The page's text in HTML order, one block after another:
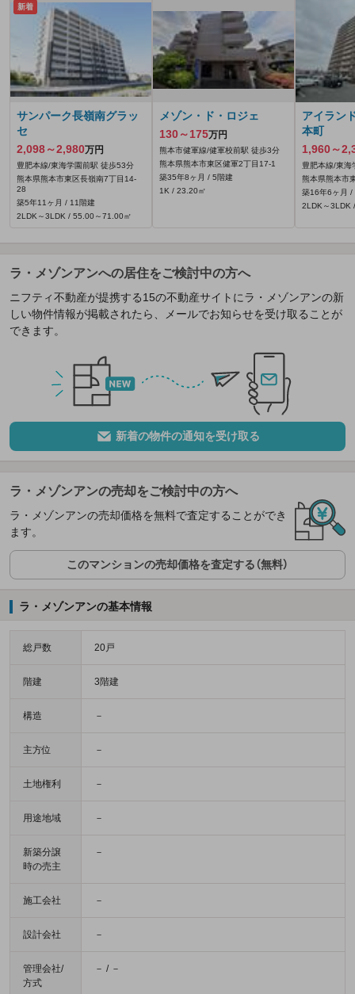
新着
サンパーク長嶺南グラッ
セ
2,098～2,980万円
豊肥本線/東海学園前駅 徒歩53分
熊本県熊本市東区長嶺南7丁目14-
28
築5年11ヶ月 / 11階建
2LDK～3LDK / 55.00～71.00㎡
メゾン・ド・ロジェ
130～175万円
熊本市健軍線/健軍校前駅 徒歩3分
熊本県熊本市東区健軍2丁目17-1
築35年8ヶ月 / 5階建
1K / 23.20㎡
アイラン
本町
1,960～
豊肥本線/東海
熊本県熊本市
築16年6ヶ月 /
2LDK～3LDK
ラ・メゾンアンへの居住をご検討中の方へ
ニフティ不動産が提携する15の不動産サイトにラ・メゾンアンの新
しい物件情報が掲載されたら、メールでお知らせを受け取ることが
できます。
新着の物件の通知を受け取る
ラ・メゾンアンの売却をご検討中の方へ
ラ・メゾンアンの売却価格を無料で査定することができ
ます。
このマンションの売却価格を査定する（無料）
ラ・メゾンアンの基本情報
総戸数 20戸
階建 3階建
構造 －
主方位 －
土地権利 －
用途地域 －
新築分譲
時の売主
－
施工会社 －
設計会社 －
管理会社/
方式
－ / －